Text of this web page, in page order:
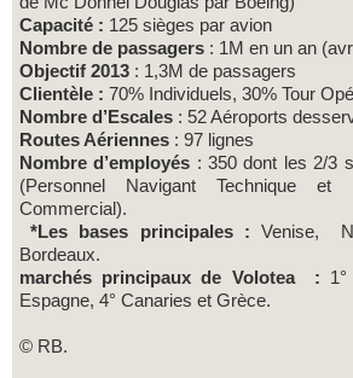
Capacité : 125 sièges par avion
Nombre de passagers : 1M en un an
Objectif 2013 : 1,3M de passagers
Clientèle : 70% Individuels, 30% Tour
Nombre d’Escales : 52 Aéroports
Routes Aériennes : 97 lignes
Nombre d’employés : 350 dont les 2/3
(Personnel Navigant Technique et
Commercial).
*Les bases principales :Venise,
Bordeaux.
marchés principaux de Volotea :
Espagne, 4° Canaries et Grèce.
© RB.